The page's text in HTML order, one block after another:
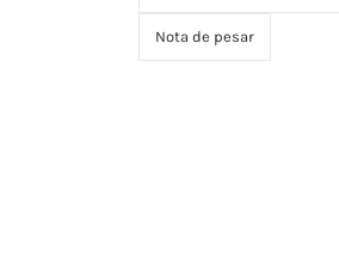
Nota de pesar